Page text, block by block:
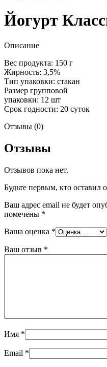
Йогурт
Описание
Вес продукта: 150 г
Жирность: 3,5%
Тип упаковки: стакан
Размер групповой
упаковки: 12 шт
Срок годности: 20 суток
Отзывы (0)
Отзывы
Отзывов пока нет.
Будьте первым, кто оставил
Ваш адрес email не будет
помечены *
Ваша оценка *
Ваш отзыв *
Имя *
Email *